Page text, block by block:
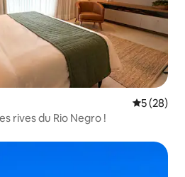
5 (28)
rives du Rio Negro !